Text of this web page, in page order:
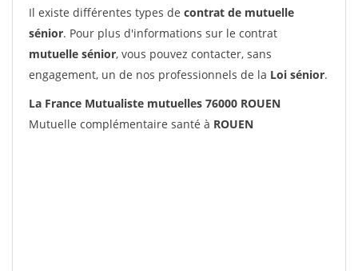
Il existe différentes types de contrat de mutuelle
sénior. Pour plus d'informations sur le contrat
mutuelle sénior, vous pouvez contacter, sans
engagement, un de nos professionnels de la Loi sénior.
La France Mutualiste mutuelles 76000 ROUEN
Mutuelle complémentaire santé à ROUEN